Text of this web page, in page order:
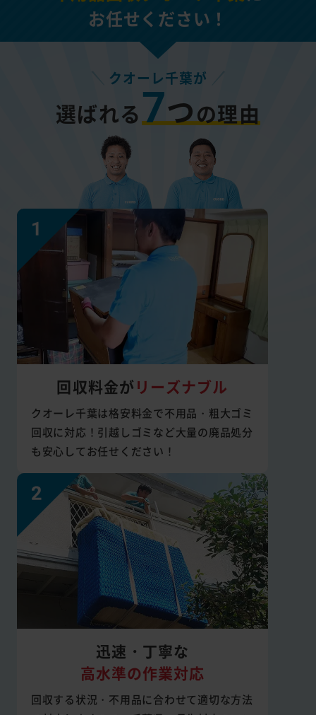
お任せください！
クオーレ千葉が
選ばれる7つの理由
回収料金が リーズナブル
クオーレ千葉は格安料金で不用品・粗大ゴミ
回収に対応！引越しゴミなど大量の廃品処分
も安心してお任せください！
迅速・丁寧な
高水準の作業対応
回収する状況・不用品に合わせて適切な方法